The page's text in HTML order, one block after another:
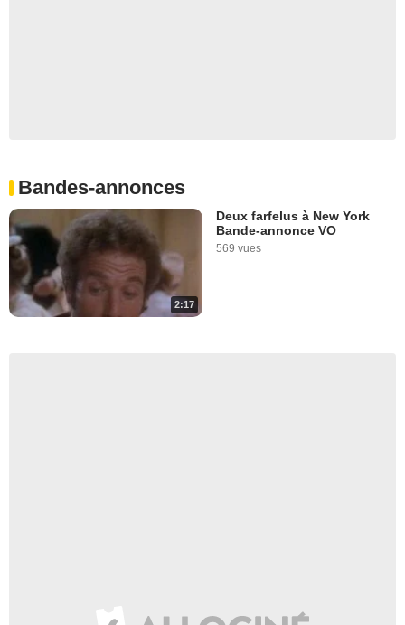
Bandes-annonces
2:17
Deux farfelus à New York
Bande-annonce VO
569 vues